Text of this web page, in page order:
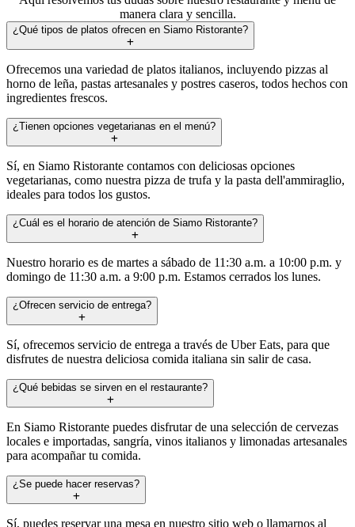
manera clara y sencilla.
¿Qué tipos de platos ofrecen en Siamo Ristorante?
Ofrecemos una variedad de platos italianos, incluyendo pizzas al
horno de leña, pastas artesanales y postres caseros, todos hechos con
ingredientes frescos.
¿Tienen opciones vegetarianas en el menú?
Sí, en Siamo Ristorante contamos con deliciosas opciones
vegetarianas, como nuestra pizza de trufa y la pasta dell'ammiraglio,
ideales para todos los gustos.
¿Cuál es el horario de atención de Siamo Ristorante?
Nuestro horario es de martes a sábado de 11:30 a.m. a 10:00 p.m. y
domingo de 11:30 a.m. a 9:00 p.m. Estamos cerrados los lunes.
¿Ofrecen servicio de entrega?
Sí, ofrecemos servicio de entrega a través de Uber Eats, para que
disfrutes de nuestra deliciosa comida italiana sin salir de casa.
¿Qué bebidas se sirven en el restaurante?
En Siamo Ristorante puedes disfrutar de una selección de cervezas
locales e importadas, sangría, vinos italianos y limonadas artesanales
para acompañar tu comida.
¿Se puede hacer reservas?
Sí, puedes reservar una mesa en nuestro sitio web o llamarnos al